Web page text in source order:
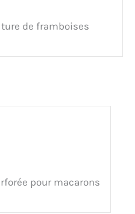
de framboises
pour macarons